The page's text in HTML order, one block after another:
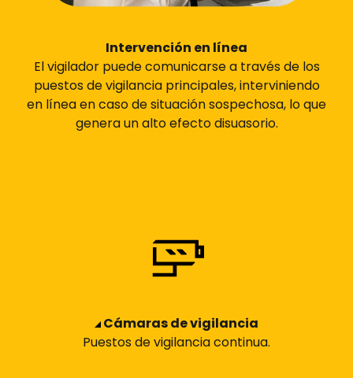
Intervención en línea
El vigilador puede comunicarse a través de los
puestos de vigilancia principales, interviniendo
en línea en caso de situación sospechosa, lo que
genera un alto efecto disuasorio.
Cámaras de vigilancia
Puestos de vigilancia continua.